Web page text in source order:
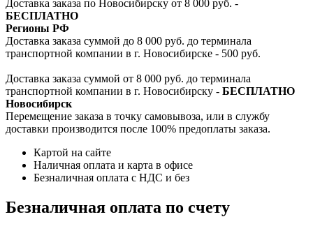
Доставка заказа по Новосибирску от 8 000 руб. -
БЕСПЛАТНО
Регионы РФ
Доставка заказа суммой до 8 000 руб. до терминала
транспортной компании в г. Новосибирске - 500 руб.
Доставка заказа суммой от 8 000 руб. до терминала
транспортной компании в г. Новосибирску - БЕСПЛАТНО
Новосибирск
Перемещение заказа в точку самовывоза, или в службу
доставки производится после 100% предоплаты заказа.
Картой на сайте
Наличная оплата и карта в офисе
Безналичная оплата с НДС и без
Безналичная оплата по счету